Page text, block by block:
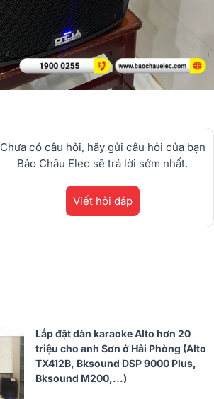
Chưa có câu hỏi, hãy gửi câu hỏi của bạn
Bảo Châu Elec sẽ trả lời sớm nhất.
Viết hỏi đáp
Lắp đặt dàn karaoke Alto hơn 20
triệu cho anh Sơn ở Hải Phòng (Alto
TX412B, Bksound DSP 9000 Plus,
Bksound M200,...)